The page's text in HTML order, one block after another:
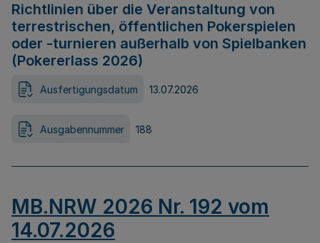
Richtlinien über die Veranstaltung von
terrestrischen, öffentlichen Pokerspielen
oder -turnieren außerhalb von Spielbanken
(Pokererlass 2026)
Ausfertigungsdatum 13.07.2026
Ausgabennummer 188
MB.NRW 2026 Nr. 192 vom
14.07.2026